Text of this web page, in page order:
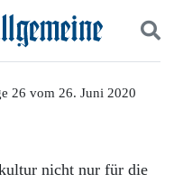
26 vom 26. Juni 2020
nicht nur für die